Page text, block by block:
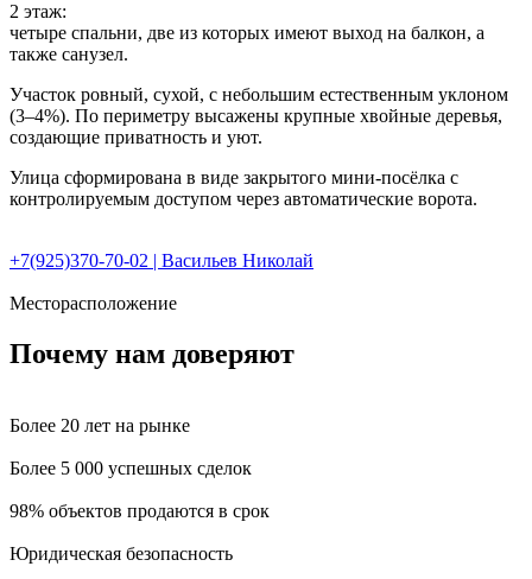
2 этаж:
четыре спальни, две из которых имеют выход на балкон, а
также санузел.
Участок ровный, сухой, с небольшим естественным уклоном
(3–4%). По периметру высажены крупные хвойные деревья,
создающие приватность и уют.
Улица сформирована в виде закрытого мини-посёлка с
контролируемым доступом через автоматические ворота.
+7(925)370-70-02 | Васильев Николай
Месторасположение
Почему нам доверяют
Более 20 лет на рынке
Более 5 000 успешных сделок
98% объектов продаются в срок
Юридическая безопасность